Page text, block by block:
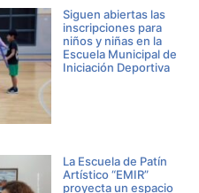
Siguen abiertas las
inscripciones para
niños y niñas en la
Escuela Municipal de
Iniciación Deportiva
La Escuela de Patín
Artístico “EMIR”
proyecta un espacio